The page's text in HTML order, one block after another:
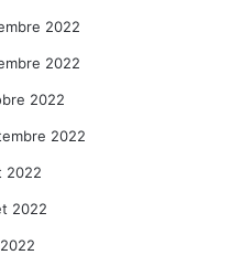
2022
2022
2022
2022
2022
2022